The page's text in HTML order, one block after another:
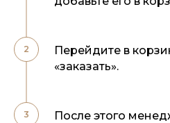
Перейдите в
«заказать».
После этого